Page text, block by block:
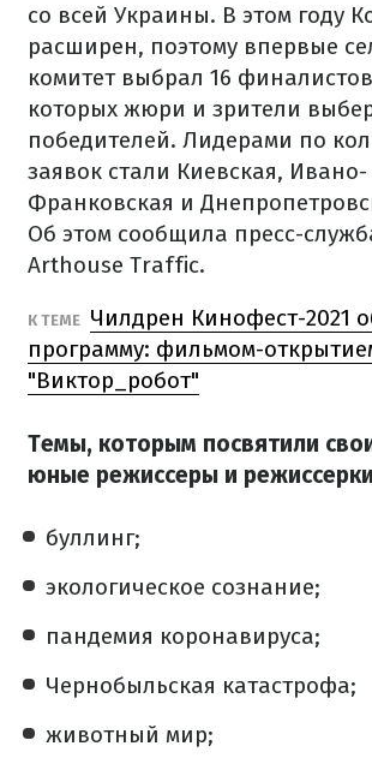
со всей Украины. В этом году
расширен, поэтому впервые
комитет выбрал 16
которых жюри и зрители
победителей. Лидерами по
заявок стали Киевская, Ивано-
Франковская и
Об этом сообщила пресс-
Arthouse Traffic.
К ТЕМЕ Чилдрен Кинофест-2021
программу: фильмом-
"Виктор_робот"
Темы, которым посвятили
юные режиссеры и
буллинг;
экологическое сознание;
пандемия коронавируса;
Чернобыльская катастрофа;
животный мир;